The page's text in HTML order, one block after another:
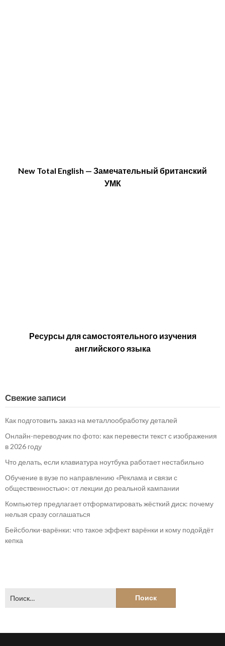
New Total English — Замечательный британский
УМК
Ресурсы для самостоятельного изучения
английского языка
Свежие записи
Как подготовить заказ на металлообработку деталей
Онлайн-переводчик по фото: как перевести текст с изображения
в 2026 году
Что делать, если клавиатура ноутбука работает нестабильно
Обучение в вузе по направлению «Реклама и связи с
общественностью»: от лекции до реальной кампании
Компьютер предлагает отформатировать жёсткий диск: почему
нельзя сразу соглашаться
Бейсболки-варёнки: что такое эффект варёнки и кому подойдёт
кепка